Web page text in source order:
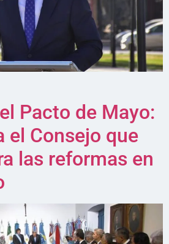
Pacto de Mayo:
el Consejo que
las reformas en